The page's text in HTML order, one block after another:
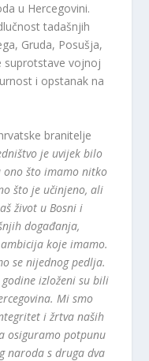
u Hercegovini.
tadašnjih
Gruda, Posušja,
suprotstave vojnoj
i opstanak na
branitelje
je uvijek bilo
ono što imamo nitko
što je učinjeno, ali
život u Bosni i
događanja,
koje imamo.
se nijednog pedlja.
izloženi su bili
Mi smo
i žrtva naših
osiguramo potpunu
naroda s druga dva